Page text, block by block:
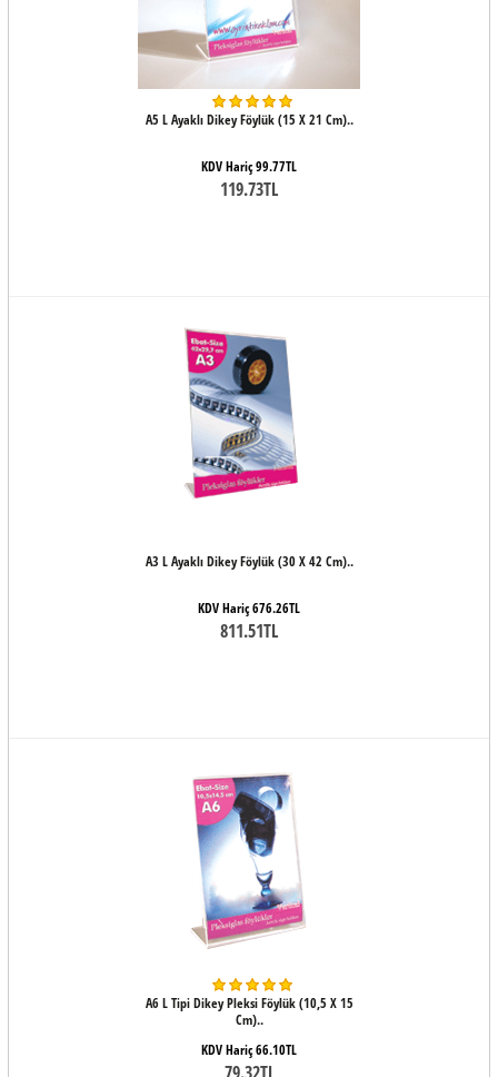
A5 L Ayaklı Dikey Föylük (15 X 21 Cm)..
KDV Hariç 99.77TL
119.73TL
A3 L Ayaklı Dikey Föylük (30 X 42 Cm)..
KDV Hariç 676.26TL
811.51TL
A6 L Tipi Dikey Pleksi Föylük (10,5 X 15
Cm)..
KDV Hariç 66.10TL